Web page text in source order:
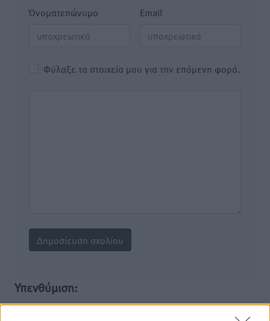
Όνοματεπώνυμο Email
Φύλαξε τα στοιχεία μου για την επόμενη φορά.
Υπενθύμιση: